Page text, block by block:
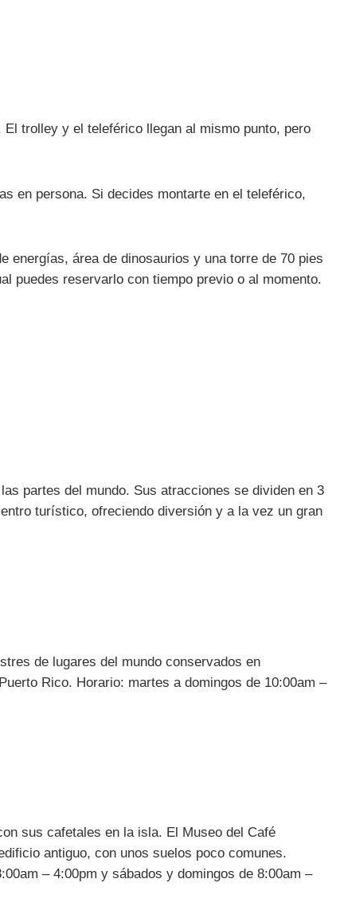
trolley y el teleférico llegan al mismo punto, pero
en persona. Si decides montarte en el teleférico,
energías, área de dinosaurios y una torre de 70 pies
puedes reservarlo con tiempo previo o al momento.
partes del mundo. Sus atracciones se dividen en 3
turístico, ofreciendo diversión y a la vez un gran
de lugares del mundo conservados en
Rico. Horario: martes a domingos de 10:00am –
sus cafetales en la isla. El Museo del Café
antiguo, con unos suelos poco comunes.
– 4:00pm y sábados y domingos de 8:00am –